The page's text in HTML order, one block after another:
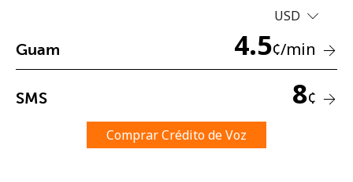
No se ha creado una contraseña
Mínimo 8 caracteres
Un caracter especial
USD
Guam 4.5¢/min
SMS 8¢
Comprar Crédito de Voz